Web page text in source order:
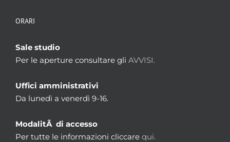
ORARI
Sale studio
Per le aperture consultare gli AVVISI.
Uffici amministrativi
Da lunedì a venerdì 9-16.
ModalitÃ di accesso
Per tutte le informazioni cliccare qui.